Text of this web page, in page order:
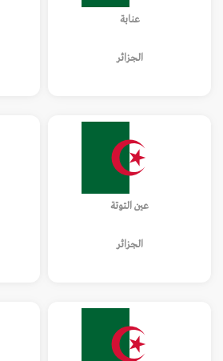
عنابة
الجزائر
عين التوتة
الجزائر